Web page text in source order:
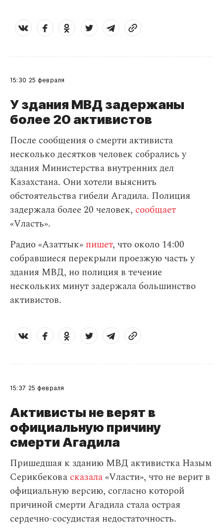
15:30 25 февраля
У здания МВД задержаны
более 20 активистов
После сообщения о смерти активиста
несколько десятков человек собрались у
здания Министерства внутренних дел
Казахстана. Они хотели выяснить
обстоятельства гибели Агадила. Полиция
задержала более 20 человек, сообщает
«Vласть».
Радио «Азаттык» пишет, что около 14:00
собравшиеся перекрыли проезжую часть у
здания МВД, но полиция в течение
нескольких минут задержала большинство
активистов.
15:37 25 февраля
Активисты не верят в
официальную причину
смерти Агадила
Пришедшая к зданию МВД активистка Назым
Серикбекова сказала«Vласти», что не верит в
официальную версию, согласно которой
причиной смерти Агадила стала острая
сердечно-сосудистая недостаточность.